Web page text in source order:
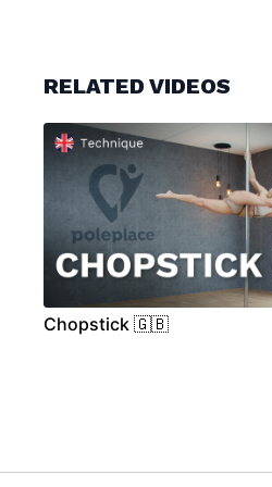
RELATED VIDEOS
Chopstick 🇬🇧